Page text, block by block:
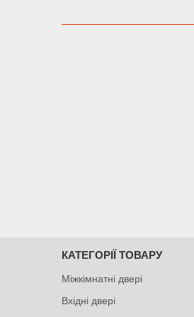
КАТЕГОРІЇ ТОВАРУ
Міжкімнатні двері
Вхідні двері